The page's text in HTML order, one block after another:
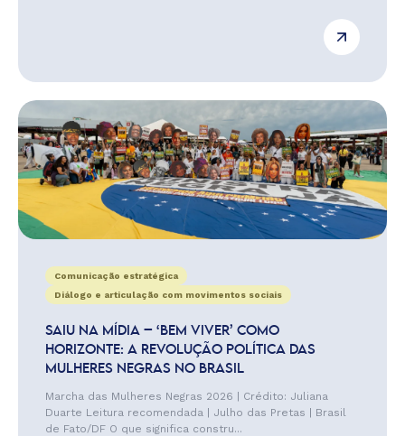
Comunicação estratégica
Diálogo e articulação com movimentos sociais
SAIU NA MÍDIA – ‘BEM VIVER’ COMO
HORIZONTE: A REVOLUÇÃO POLÍTICA DAS
MULHERES NEGRAS NO BRASIL
Marcha das Mulheres Negras 2026 | Crédito: Juliana
Duarte Leitura recomendada | Julho das Pretas | Brasil
de Fato/DF O que significa constru...